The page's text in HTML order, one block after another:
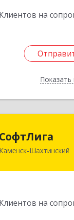
Клиентов на
Показать
СофтЛига
Каменск-Шахтинский
Клиентов на
347800,